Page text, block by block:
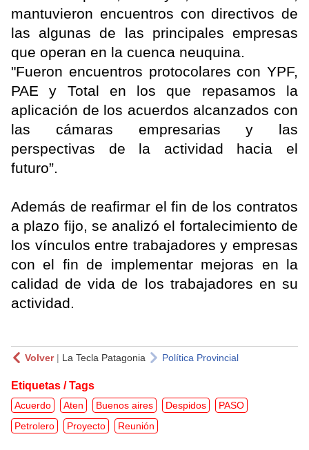
mantuvieron encuentros con directivos de
las algunas de las principales empresas
que operan en la cuenca neuquina.
"Fueron encuentros protocolares con YPF,
PAE y Total en los que repasamos la
aplicación de los acuerdos alcanzados con
las cámaras empresarias y las
perspectivas de la actividad hacia el
futuro”.
Además de reafirmar el fin de los contratos
a plazo fijo, se analizó el fortalecimiento de
los vínculos entre trabajadores y empresas
con el fin de implementar mejoras en la
calidad de vida de los trabajadores en su
actividad.
Volver| La Tecla Patagonia Política Provincial
Etiquetas / Tags
Acuerdo Aten Buenos aires Despidos
PASO
Petrolero
Proyecto Reunión